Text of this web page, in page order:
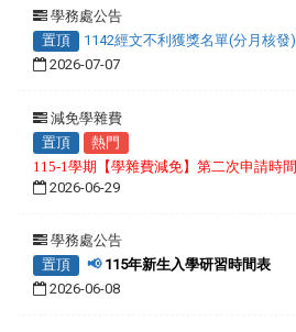
學務處公告
置頂
1142經文不利獲獎名單(分月核發)
2026-07-07
減免學雜費
置頂
熱門
115-1學期【學雜費減免】第二次申請時間
2026-06-29
學務處公告
置頂
📢115年新生入學研習時間表
2026-06-08